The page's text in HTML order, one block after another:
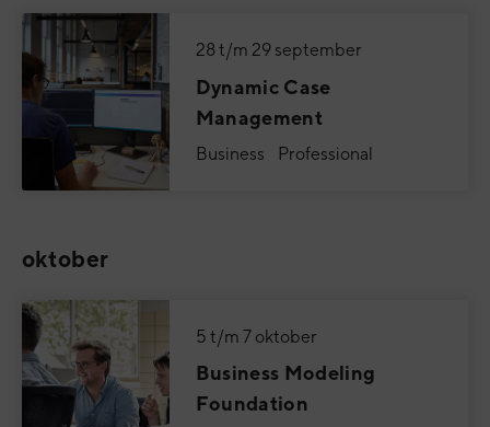
28 t/m 29 september
Dynamic Case
Management
Business Professional
oktober
5 t/m 7 oktober
Business Modeling
Foundation